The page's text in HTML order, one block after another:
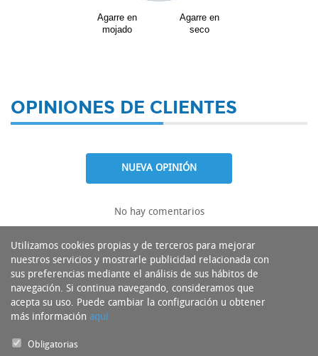
Agarre en
seco
Agarre en
mojado
OPINIONES DE CLIENTES
NUEVA OPINIÓN
No hay comentarios
Utilizamos cookies propias y de terceros para mejorar
nuestros servicios y mostrarle publicidad relacionada con
sus preferencias mediante el análisis de sus hábitos de
navegación. Si continua navegando, consideramos que
acepta su uso. Puede cambiar la configuración u obtener
más información aquí
Obligatorias